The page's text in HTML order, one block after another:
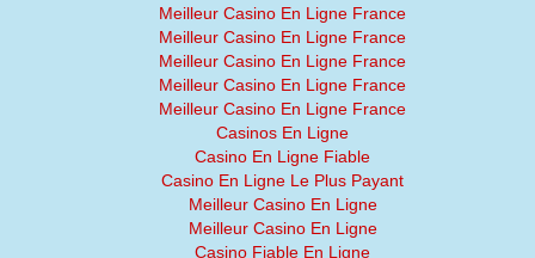
Meilleur Casino En Ligne France
Meilleur Casino En Ligne France
Meilleur Casino En Ligne France
Meilleur Casino En Ligne France
Meilleur Casino En Ligne France
Casinos En Ligne
Casino En Ligne Fiable
Casino En Ligne Le Plus Payant
Meilleur Casino En Ligne
Meilleur Casino En Ligne
Casino Fiable En Ligne